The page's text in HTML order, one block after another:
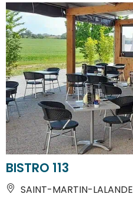
BISTRO 113
SAINT-MARTIN-LALANDE